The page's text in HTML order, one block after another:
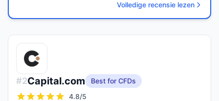
Volledige recensie lezen
#2Capital.com
Best for CFDs
4.8/5